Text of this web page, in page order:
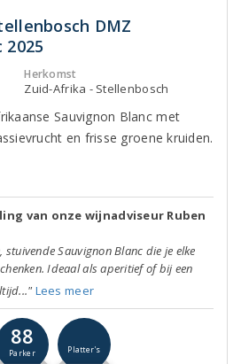
DMZ
2025
Herkomst
Zuid-Afrika - Stellenbosch
Sauvignon Blanc met
en frisse groene kruiden.
van onze wijnadviseur Ruben
stuivende Sauvignon Blanc die je elke
Ideaal als aperitief of bij een
Lees meer
88
Parker Platter's